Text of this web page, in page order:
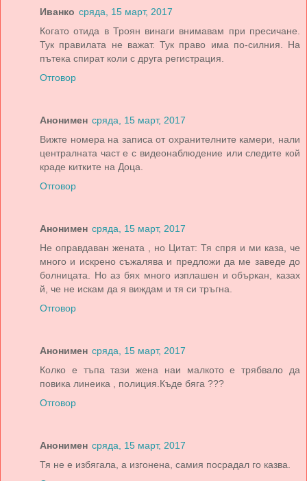
Иванко сряда, 15 март, 2017
Когато отида в Троян винаги внимавам при пресичане.
Тук правилата не важат. Тук право има по-силния. На
пътека спират коли с друга регистрация.
Отговор
Анонимен сряда, 15 март, 2017
Вижте номера на записа от охранителните камери, нали
централната част е с видеонаблюдение или следите кой
краде китките на Доца.
Отговор
Анонимен сряда, 15 март, 2017
Не оправдаван жената , но Цитат: Тя спря и ми каза, че
много и искрено съжалява и предложи да ме заведе до
болницата. Но аз бях много изплашен и объркан, казах
й, че не искам да я виждам и тя си тръгна.
Отговор
Анонимен сряда, 15 март, 2017
Колко е тъпа тази жена наи малкото е трябвало да
повика линеика , полиция.Къде бяга ???
Отговор
Анонимен сряда, 15 март, 2017
Тя не е избягала, а изгонена, самия посрадал го казва.